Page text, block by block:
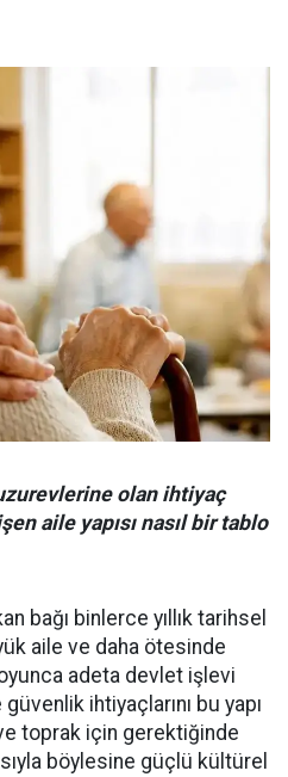
olan ihtiyaç
aile yapısı nasıl bir tablo
bağı binlerce yıllık tarihsel
aile ve daha ötesinde
adeta devlet işlevi
ihtiyaçlarını bu yapı
toprak için gerektiğinde
böylesine güçlü kültürel